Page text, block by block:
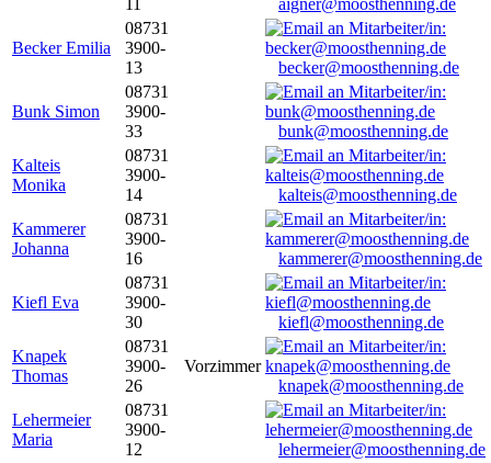
aigner@moosthenning.de
Becker Emilia
08731
3900-
13
becker@moosthenning.de
Bunk Simon
08731
3900-
33
bunk@moosthenning.de
Kalteis
Monika
08731
3900-
14
kalteis@moosthenning.de
Kammerer
Johanna
08731
3900-
16
kammerer@moosthenning.de
Kiefl Eva
08731
3900-
30
kiefl@moosthenning.de
Knapek
Thomas
08731
3900-
26
Vorzimmer
knapek@moosthenning.de
Lehermeier
Maria
08731
3900-
12
lehermeier@moosthenning.de